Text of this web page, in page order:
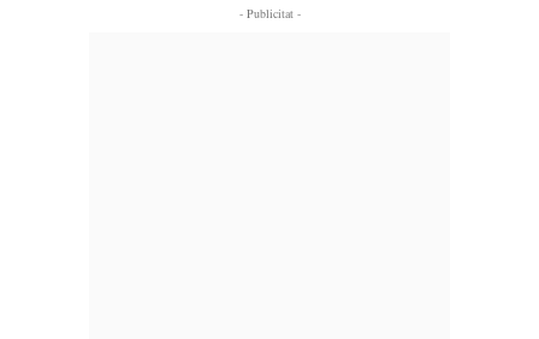
- Publicitat -